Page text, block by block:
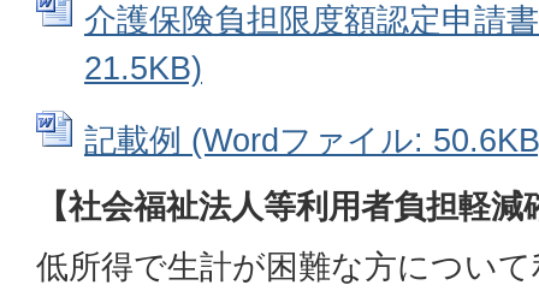
介護保険負担限度額認定申請
21.5KB)
記載例 (Wordファイル:
【社会福祉法人等利用者負担軽
低所得で生計が困難な方につい